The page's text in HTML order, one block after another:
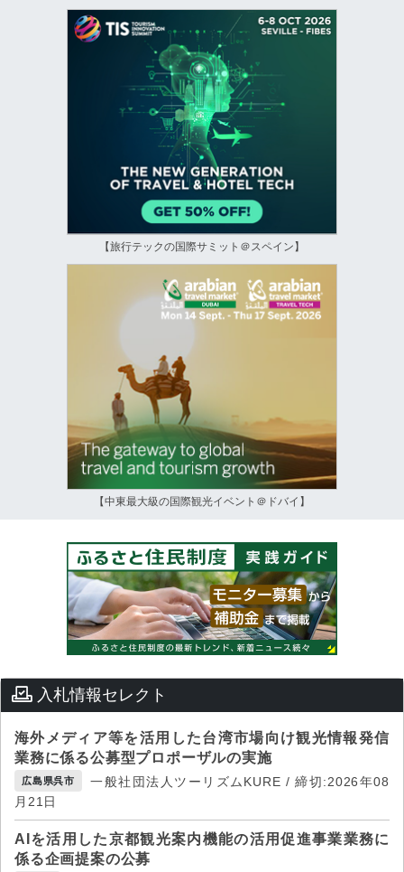
【旅行テックの国際サミット＠スペイン】
【中東最大級の国際観光イベント＠ドバイ】
入札情報セレクト
海外メディア等を活用した台湾市場向け観光情報発信
業務に係る公募型プロポーザルの実施
広島県呉市
一般社団法人ツーリズムKURE / 締切:2026年08
月21日
AIを活用した京都観光案内機能の活用促進事業業務に
係る企画提案の公募